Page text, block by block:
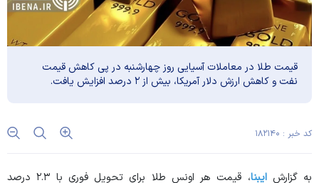
قیمت طلا در معاملات آسیایی روز چهارشنبه در پی کاهش قیمت
نفت و کاهش ارزش دلار آمریکا، بیش از ۲ درصد افزایش یافت.
کد خبر : ۱۸۲۱۴۰
به گزارشایبنا
، قیمت هر اونس طلا برای تحویل فوری با ۲.۳ درصد